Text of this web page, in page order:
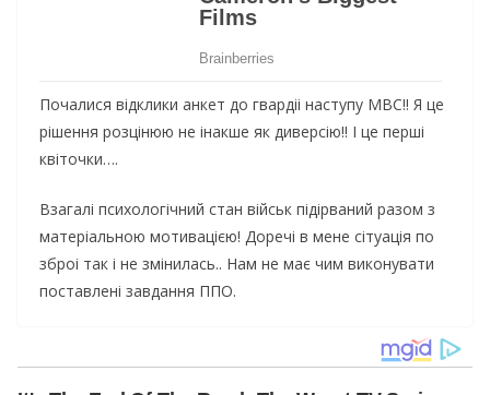
Почалися відклики анкет до гвардіі наступу МВС!! Я це
рішення розцінюю не інакше як диверсію!! І це перші
квіточки….
Взагалі психологічний стан військ підірваний разом з
матеріальною мотивацією! Доречі в мене сітуація по
зброі так і не змінилась.. Нам не має чим виконувати
поставлені завдання ППО.